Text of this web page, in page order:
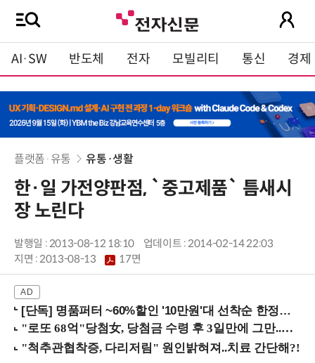
AI·SW 반도체 전자 모빌리티 통신 경제
플랫폼·유통 유통·생활
한·일 가전양판점, `중고제품` 틈새시
장 노린다
발행일 : 2013-08-12 18:10
업데이트 : 2014-02-14 22:03
지면 :2013-08-13 17면
[단독] 명품퍼터 ~60%할인 '10만원'대 선착순 한정판매!